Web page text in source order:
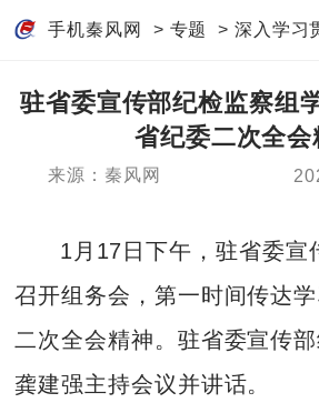
手机秦风网 > 专题 > 深入学习
驻省委宣传部纪检监察组
省纪委二次全会
来源：秦风网
1月17日下午，驻省委宣
召开组务会，第一时间传达
二次全会精神。驻省委宣传
龚建强主持会议并讲话。